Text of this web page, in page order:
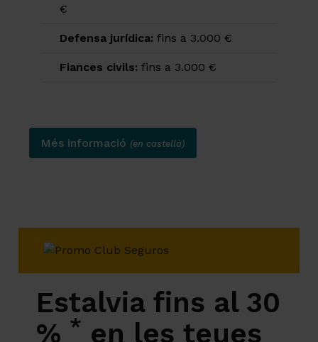
€
Defensa jurídica: fins a 3.000 €
Fiances civils: fins a 3.000 €
Més informació (en castellà)
Estalvia fins al 30
% * en les teues